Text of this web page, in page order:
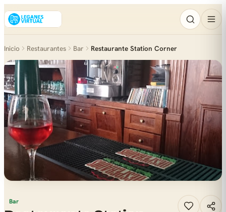
Inicio Restaurantes Bar Restaurante Station Corner
Bar